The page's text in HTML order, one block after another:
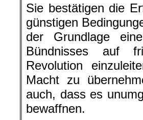
Sie bestätigen die
günstigen
der Grundlage
Bündnisses auf
Revolution
Macht zu
auch, dass es
bewaffnen.